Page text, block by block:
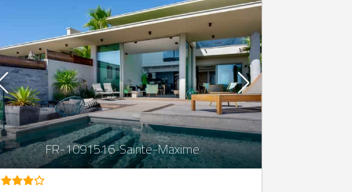
FR-1091516-Sainte-Maxime